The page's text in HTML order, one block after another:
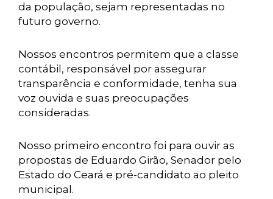
da população, sejam representadas no
futuro governo.
Nossos encontros permitem que a classe
contábil, responsável por assegurar
transparência e conformidade, tenha sua
voz ouvida e suas preocupações
consideradas.
Nosso primeiro encontro foi para ouvir as
propostas de Eduardo Girão, Senador pelo
Estado do Ceará e pré-candidato ao pleito
municipal.